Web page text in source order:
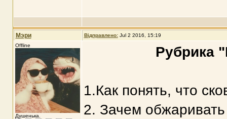
Мэри Відправлено: Jul 2 2016, 15:19
Offline
Душенька.
Рубрика
1.Как понять, что
2. Зачем